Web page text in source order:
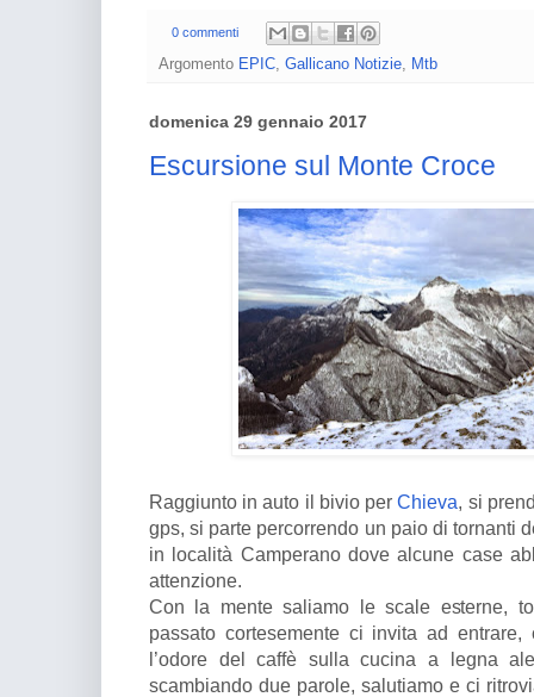
0 commenti
Argomento EPIC, Gallicano Notizie, Mtb
domenica 29 gennaio 2017
Escursione sul Monte Croce
Raggiunto in auto il bivio perChieva, si
gps, si parte percorrendo un paio di tornanti
in località Camperano dove alcune case
attenzione.
Con la mente saliamo le scale esterne,
passato cortesemente ci invita ad
l’odore del caffè sulla cucina a legna
scambiando due parole, salutiamo e ci